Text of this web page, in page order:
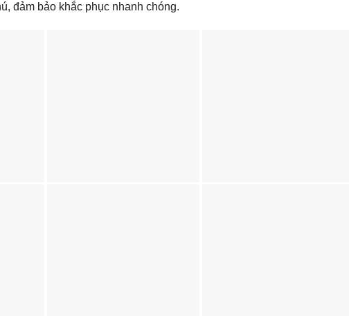
đảm bảo khắc phục nhanh chóng.